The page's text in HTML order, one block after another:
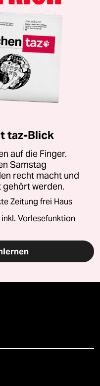
taz-Blick
auf die Finger.
Samstag
recht macht und
gehört werden.
Zeitung frei Haus
Vorlesefunktion